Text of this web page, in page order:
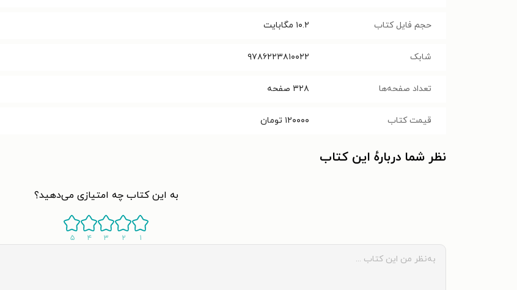
حجم فایل کتاب ۱۰.۲ مگابایت
شابک ۹۷۸۶۲۲۳۸۱۰۰۲۲
تعداد صفحه‌ها ۳۲۸ صفحه
قیمت کتاب ۱۲۰۰۰۰ تومان
نظر شما دربارهٔ این کتاب
به این کتاب چه امتیازی می‌دهید؟
۱ ۲ ۳ ۴ ۵